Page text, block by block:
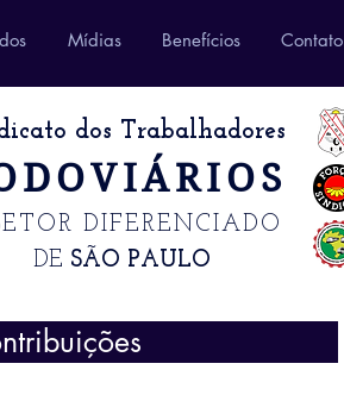
Mídias Benefícios Contato
dos Trabalhadores
DIFERENCIADO
DE SÃO PAULO